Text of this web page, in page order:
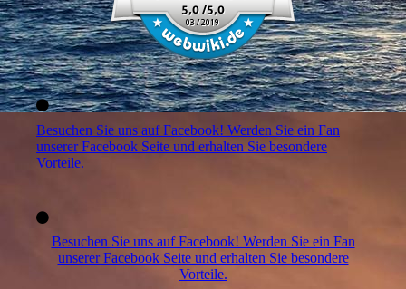
Besuchen Sie uns auf Facebook! Werden Sie ein Fan
unserer Facebook Seite und erhalten Sie besondere
Vorteile.
Besuchen Sie uns auf Facebook! Werden Sie ein Fan
unserer Facebook Seite und erhalten Sie besondere
Vorteile.